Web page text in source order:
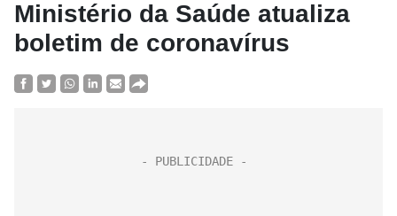
Ministério da Saúde atualiza
boletim de coronavírus